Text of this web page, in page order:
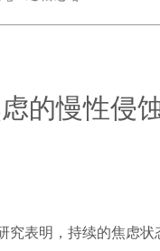
的慢性侵
究表明，持续的焦虑